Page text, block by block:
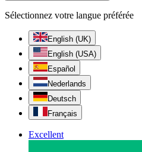
Sélectionnez votre langue préférée
English (UK)
English (USA)
Español
Nederlands
Deutsch
Français
Excellent